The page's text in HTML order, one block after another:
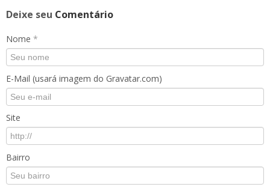
Deixe seu Comentário
Nome *
E-Mail (usará imagem do Gravatar.com)
Site
Bairro